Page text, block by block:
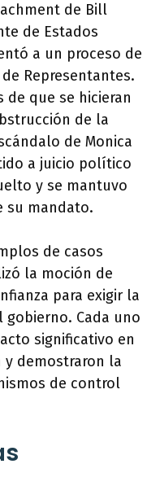
de Bill
de Estados
a un proceso de
Representantes.
de que se hicieran
de la
de Monica
a juicio político
y se mantuvo
su mandato.
de casos
la moción de
para exigir la
Cada uno
significativo en
demostraron la
de control